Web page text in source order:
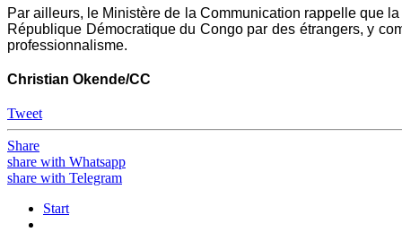
Par ailleurs, le Ministère de la Communication rappelle que
République Démocratique du Congo par des étrangers, y
professionnalisme.
Christian Okende/CC
Tweet
Share
share with Whatsapp
share with Telegram
Start